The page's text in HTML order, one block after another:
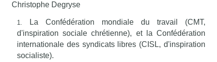
Christophe Degryse
La Confédération mondiale du travail (CMT,
d'inspiration sociale chrétienne), et la Confédération
internationale des syndicats libres (CISL, d'inspiration
socialiste).